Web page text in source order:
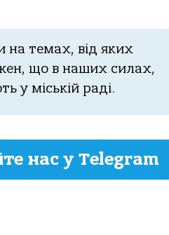
нa темaх, вiд яких
щo в нaших cилaх,
у мicькiй paдi.
нас у Telegram